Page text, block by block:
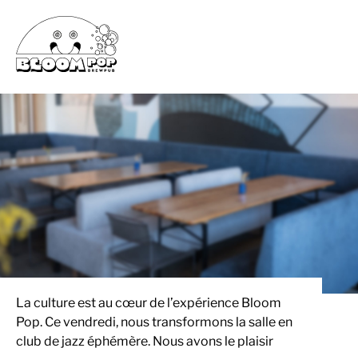
LIVE SESSION : JAZZ & SOUL AVEC LE
« RENNAIS QUARTET »
02/12/2025 Brasserie
La culture est au cœur de l’expérience Bloom
Pop. Ce vendredi, nous transformons la salle en
club de jazz éphémère. Nous avons le plaisir